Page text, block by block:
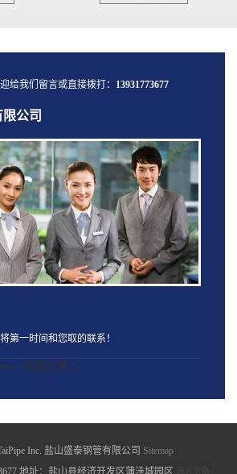
给我们留言或直接拨打： 13931773677
公司
第一时间和您取的联系！
询盘记录"]
Inc. 盐山盛泰钢管有限公司 Sitemap
地址：盐山县经济开发区蒲洼城园区